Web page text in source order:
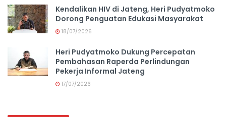
Kendalikan HIV di Jateng, Heri Pudyatmoko
Dorong Penguatan Edukasi Masyarakat
18/07/2026
Heri Pudyatmoko Dukung Percepatan
Pembahasan Raperda Perlindungan
Pekerja Informal Jateng
17/07/2026